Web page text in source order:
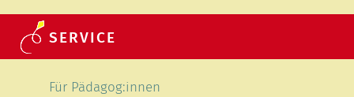
SERVICE
Navigation überspringen
Für Pädagog:innen